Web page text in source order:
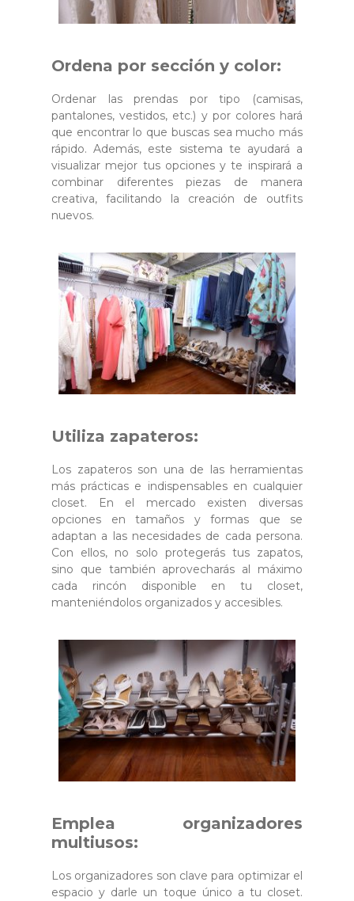
Ordena por sección y color:
Ordenar las prendas por tipo (camisas,
pantalones, vestidos, etc.) y por colores hará
que encontrar lo que buscas sea mucho más
rápido. Además, este sistema te ayudará a
visualizar mejor tus opciones y te inspirará a
combinar diferentes piezas de manera
creativa, facilitando la creación de outfits
nuevos.
Utiliza zapateros:
Los zapateros son una de las herramientas
más prácticas e indispensables en cualquier
closet. En el mercado existen diversas
opciones en tamaños y formas que se
adaptan a las necesidades de cada persona.
Con ellos, no solo protegerás tus zapatos,
sino que también aprovecharás al máximo
cada rincón disponible en tu closet,
manteniéndolos organizados y accesibles.
Emplea organizadores
multiusos:
Los organizadores son clave para optimizar el
espacio y darle un toque único a tu closet.